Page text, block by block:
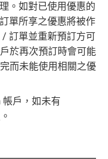
。如對已使用優惠的
單所享之優惠將被作
訂單並重新預訂方可
於再次預訂時會可能
而未能使用相關之優
戶，如未有